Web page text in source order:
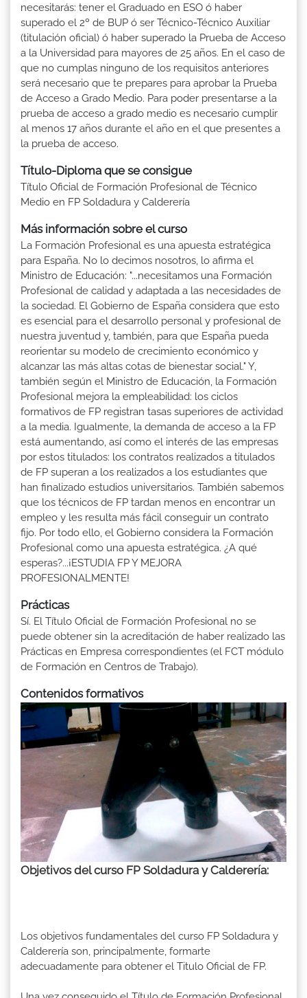
necesitarás: tener el Graduado en ESO ó haber
superado el 2º de BUP ó ser Técnico-Técnico Auxiliar
(titulación oficial) ó haber superado la Prueba de Acceso
a la Universidad para mayores de 25 años. En el caso de
que no cumplas ninguno de los requisitos anteriores
será necesario que te prepares para aprobar la Prueba
de Acceso a Grado Medio. Para poder presentarse a la
prueba de acceso a grado medio es necesario cumplir
al menos 17 años durante el año en el que presentes a
la prueba de acceso.
Título-Diploma que se consigue
Título Oficial de Formación Profesional de Técnico
Medio en FP Soldadura y Calderería
Más información sobre el curso
La Formación Profesional es una apuesta estratégica
para España. No lo decimos nosotros, lo afirma el
Ministro de Educación: "...necesitamos una Formación
Profesional de calidad y adaptada a las necesidades de
la sociedad. El Gobierno de España considera que esto
es esencial para el desarrollo personal y profesional de
nuestra juventud y, también, para que España pueda
reorientar su modelo de crecimiento económico y
alcanzar las más altas cotas de bienestar social." Y,
también según el Ministro de Educación, la Formación
Profesional mejora la empleabilidad: los ciclos
formativos de FP registran tasas superiores de actividad
a la media. Igualmente, la demanda de acceso a la FP
está aumentando, así como el interés de las empresas
por estos titulados: los contratos realizados a titulados
de FP superan a los realizados a los estudiantes que
han finalizado estudios universitarios. También sabemos
que los técnicos de FP tardan menos en encontrar un
empleo y les resulta más fácil conseguir un contrato
fijo. Por todo ello, el Gobierno considera la Formación
Profesional como una apuesta estratégica. ¿A qué
esperas?...¡ESTUDIA FP Y MEJORA
PROFESIONALMENTE!
Prácticas
Sí. El Título Oficial de Formación Profesional no se
puede obtener sin la acreditación de haber realizado las
Prácticas en Empresa correspondientes (el FCT módulo
de Formación en Centros de Trabajo).
Contenidos formativos
Objetivos del curso FP Soldadura y Calderería:
Los objetivos fundamentales del curso FP Soldadura y
Calderería son, principalmente, formarte
adecuadamente para obtener el Titulo Oficial de FP.